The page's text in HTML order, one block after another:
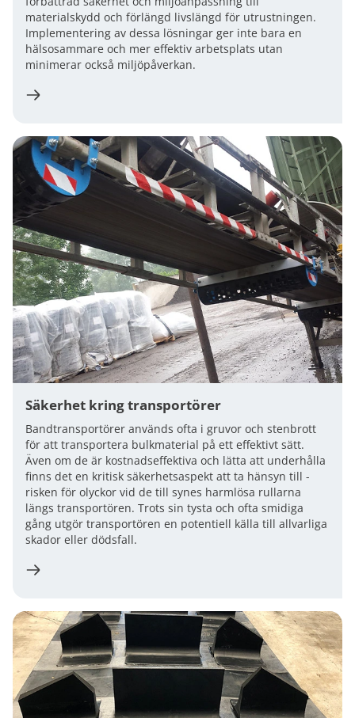
materialskydd och förlängd livslängd för utrustningen.
Implementering av dessa lösningar ger inte bara en
hälsosammare och mer effektiv arbetsplats utan
minimerar också miljöpåverkan.
Säkerhet kring transportörer
Bandtransportörer används ofta i gruvor och stenbrott
för att transportera bulkmaterial på ett effektivt sätt.
Även om de är kostnadseffektiva och lätta att underhålla
finns det en kritisk säkerhetsaspekt att ta hänsyn till -
risken för olyckor vid de till synes harmlösa rullarna
längs transportören. Trots sin tysta och ofta smidiga
gång utgör transportören en potentiell källa till allvarliga
skador eller dödsfall.